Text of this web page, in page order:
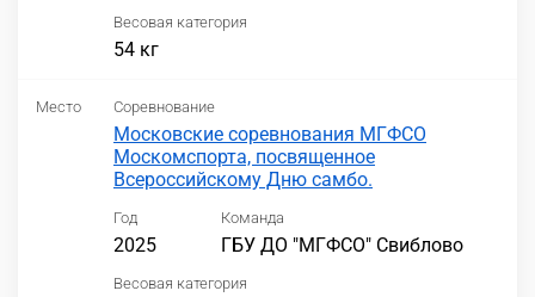
Весовая категория
54 кг
Место Соревнование
Московские соревнования МГФСО
Москомспорта, посвященное
Всероссийскому Дню самбо.
Год
2025
Команда
ГБУ ДО "МГФСО" Свиблово
Весовая категория